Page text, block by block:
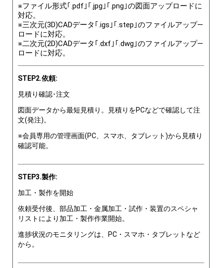
※ファイル形式｢.pdf｣｢.jpg｣｢.png｣の図面アップロードに
対応。
※三次元(3D)CADデータ｢.igs｣｢.step｣のファイルアップ―
ロードに対応。
※二次元(2D)CADデータ｢.dxf｣｢.dwg｣のファイルアップ―
ロードに対応。
STEP2.依頼:
見積り確認･注文
図面データから最短見積り。見積りをPCなどで確認して注
文(発注)。
※会員専用の管理画面(PC、スマホ、タブレット)から見積り
確認可能。
STEP3.製作:
加工・製作を開始
依頼受付後、部品加工・金属加工・試作・装置のスペシャ
リストにより加工・製作作業開始。
進捗状況のモニタリングは、PC・スマホ・タブレットなど
から。